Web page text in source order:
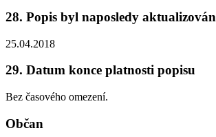
28. Popis byl naposledy aktualizován
25.04.2018
29. Datum konce platnosti popisu
Bez časového omezení.
Občan